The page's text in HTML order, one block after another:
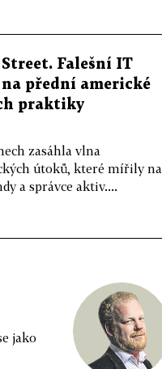
Falešní IT
přední americké
praktiky
zasáhla vlna
útoků, které mířily na
a správce aktiv....
jako